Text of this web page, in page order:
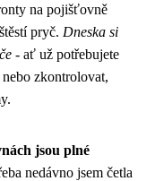
na pojišťovně
pryč. Dneska si
- ať už potřebujete
zkontrolovat,
jsou plné
nedávno jsem četla